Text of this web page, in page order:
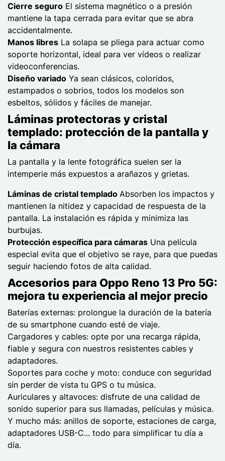
Cierre seguro El sistema magnético o a presión
mantiene la tapa cerrada para evitar que se abra
accidentalmente.
Manos libres La solapa se pliega para actuar como
soporte horizontal, ideal para ver vídeos o realizar
videoconferencias.
Diseño variado Ya sean clásicos, coloridos,
estampados o sobrios, todos los modelos son
esbeltos, sólidos y fáciles de manejar.
Láminas protectoras y cristal
templado: protección de la pantalla y
la cámara
La pantalla y la lente fotográfica suelen ser la
intemperie más expuestos a arañazos y grietas.
Láminas de cristal templado Absorben los impactos y
mantienen la nitidez y capacidad de respuesta de la
pantalla. La instalación es rápida y minimiza las
burbujas.
Protección específica para cámaras Una película
especial evita que el objetivo se raye, para que puedas
seguir haciendo fotos de alta calidad.
Accesorios para Oppo Reno 13 Pro 5G:
mejora tu experiencia al mejor precio
Baterías externas: prolongue la duración de la batería
de su smartphone cuando esté de viaje.
Cargadores y cables: opte por una recarga rápida,
fiable y segura con nuestros resistentes cables y
adaptadores.
Soportes para coche y moto: conduce con seguridad
sin perder de vista tu GPS o tu música.
Auriculares y altavoces: disfrute de una calidad de
sonido superior para sus llamadas, películas y música.
Y mucho más: anillos de soporte, estaciones de carga,
adaptadores USB-C... todo para simplificar tu día a
día.